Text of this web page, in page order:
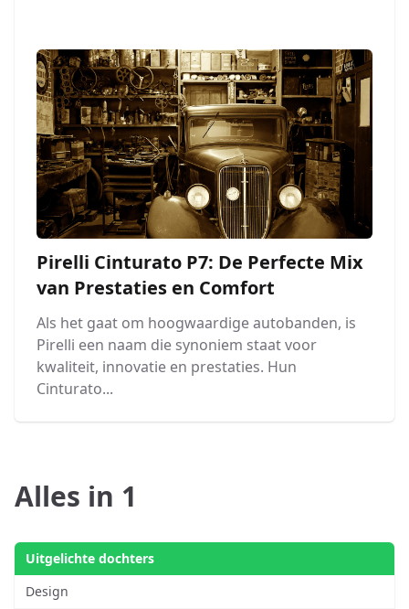
Pirelli Cinturato P7: De Perfecte Mix
van Prestaties en Comfort
Als het gaat om hoogwaardige autobanden, is
Pirelli een naam die synoniem staat voor
kwaliteit, innovatie en prestaties. Hun
Cinturato...
Alles in 1
Uitgelichte dochters
Design